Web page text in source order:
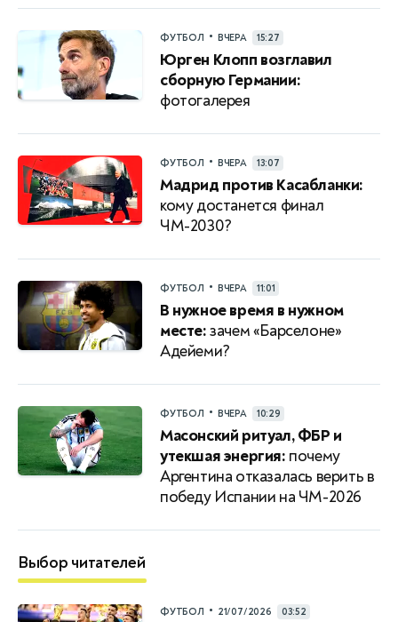
ФУТБОЛ • ВЧЕРА 15:27
Юрген Клопп возглавил
сборную Германии:
фотогалерея
ФУТБОЛ • ВЧЕРА 13:07
Мадрид против Касабланки:
кому достанется финал
ЧМ-2030?
ФУТБОЛ • ВЧЕРА 11:01
В нужное время в нужном
месте:зачем «Барселоне»
Адейеми?
ФУТБОЛ • ВЧЕРА 10:29
Масонский ритуал, ФБР и
утекшая энергия: почему
Аргентина отказалась верить в
победу Испании на ЧМ-2026
Выбор читателей
ФУТБОЛ • 21/07/2026 03:52